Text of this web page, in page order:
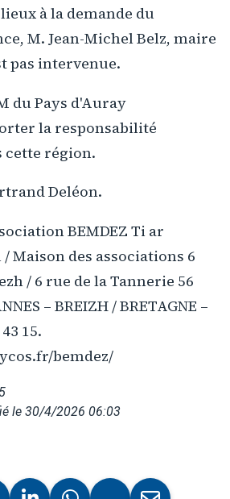
à la demande du
M. Jean-Michel Belz, maire
pas intervenue.
du Pays d'Auray
la responsabilité
cette région.
Deléon.
BEMDEZ Ti ar
Maison des associations 6
/ 6 rue de la Tannerie 56
– BREIZH / BRETAGNE –
15.
bemdez/
le 30/4/2026 06:03